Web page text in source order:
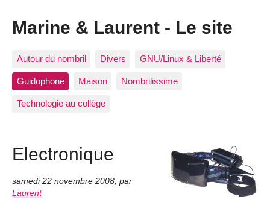
Marine & Laurent - Le site
Autour du nombril Divers GNU/Linux & Liberté
Guidophone Maison Nombrilissime
Technologie au collège
Electronique
samedi 22 novembre 2008 par
Laurent